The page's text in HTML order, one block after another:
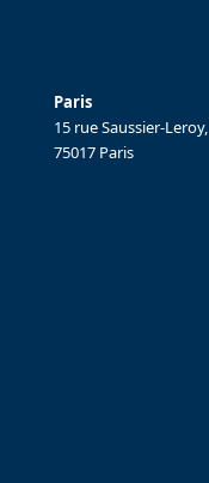
Paris
15 rue Saussier-Leroy,
75017 Paris